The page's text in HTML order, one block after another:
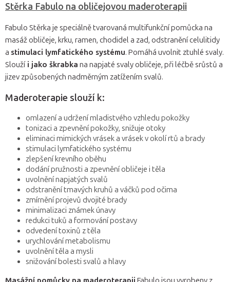
Stěrka Fabulo na obličejovou maderoterapii
Fabulo Stěrka je speciálně tvarovaná multifunkční pomůcka na
masáž obličeje, krku, ramen, chodidel a zad, odstranění celulitidy
a stimulaci lymfatického systému. Pomáhá uvolnit ztuhlé svaly.
Sloužíi jako škrabka na napjaté svaly obličeje, při léčbě srůstů a
jizev způsobených nadměrným zatížením svalů.
Maderoterapie slouží k:
omlazení a udržení mladistvého vzhledu pokožky
tonizaci a zpevnění pokožky, snižuje otoky
eliminaci mimických vrásek a vrásek v okolí rtů a brady
stimulaci lymfatického systému
zlepšení krevního oběhu
dodání pružnosti a zpevnění obličeje i těla
uvolnění napjatých svalů
odstranění tmavých kruhů a váčků pod očima
zmírnění projevů dvojité brady
minimalizaci známek únavy
redukci tuků a formování postavy
odvedení toxinů z těla
urychlování metabolismu
uvolnění těla a mysli
snižování bolesti svalů a hlavy